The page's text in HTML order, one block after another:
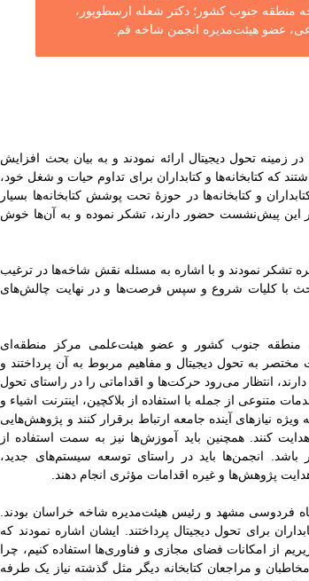
منطقه جنوب کشور؛ دکتر شعله ارسطوپور،
عضو هیئت‌مدیره انجمن شاخه قم.
زمینه تحول دیجیتال ارائه نمودند و به بیان بحث افزایش
که کتابخانه‌ها و کتابداران برای تداوم حیات و شغل خود،
و کتابخانه‌ها در حوزۀ تحت پوشش کتابخانه‌ها بسیار
در این پیش‌نشست حضور دارند، تشکر نموده و به آن‌ها خوش
تشکر نمودند و با اشاره به مسئله نقش شاخه‌ها در ترغیب
بحث با کلیات شروع و سپس فرصت‌ها و در نهایت چالش‌های
منطقه جنوب کشور و عضو هیئت‌علمی مرکز منطقه‌ای
به تحول دیجیتال و مفاهیم مربوط به آن پرداختند و
انتظار می‌رود حرکت‌ها و اقداماتی را در راستای تحول
متنوعی از جمله با استفاده از بلاکچین، اینترنت اشیاء و
ویژه نیازهای آینده جامعه ارتباط برقرار کنند و پژوهش‌هایی
کنند. همچنین باید آموزش‌ها نیز به سمت استفاده از
باشد. انجمن‌ها باید در راستای توسعه سیستم‌های جدید،
پژوهش‌ها و غیره اقدامات مؤثری انجام دهند.
فردوسی مشهد و رئیس هیئت‌مدیره شاخه خراسان بودند.
برای تحول دیجیتال پرداختند. ایشان اشاره نمودند که
از امکانات فضای مجازی و فناوری‌ها استفاده کنیم، چرا
و مراجعان کتابخانه دیگر مثل گذشته نیاز یک طرفه